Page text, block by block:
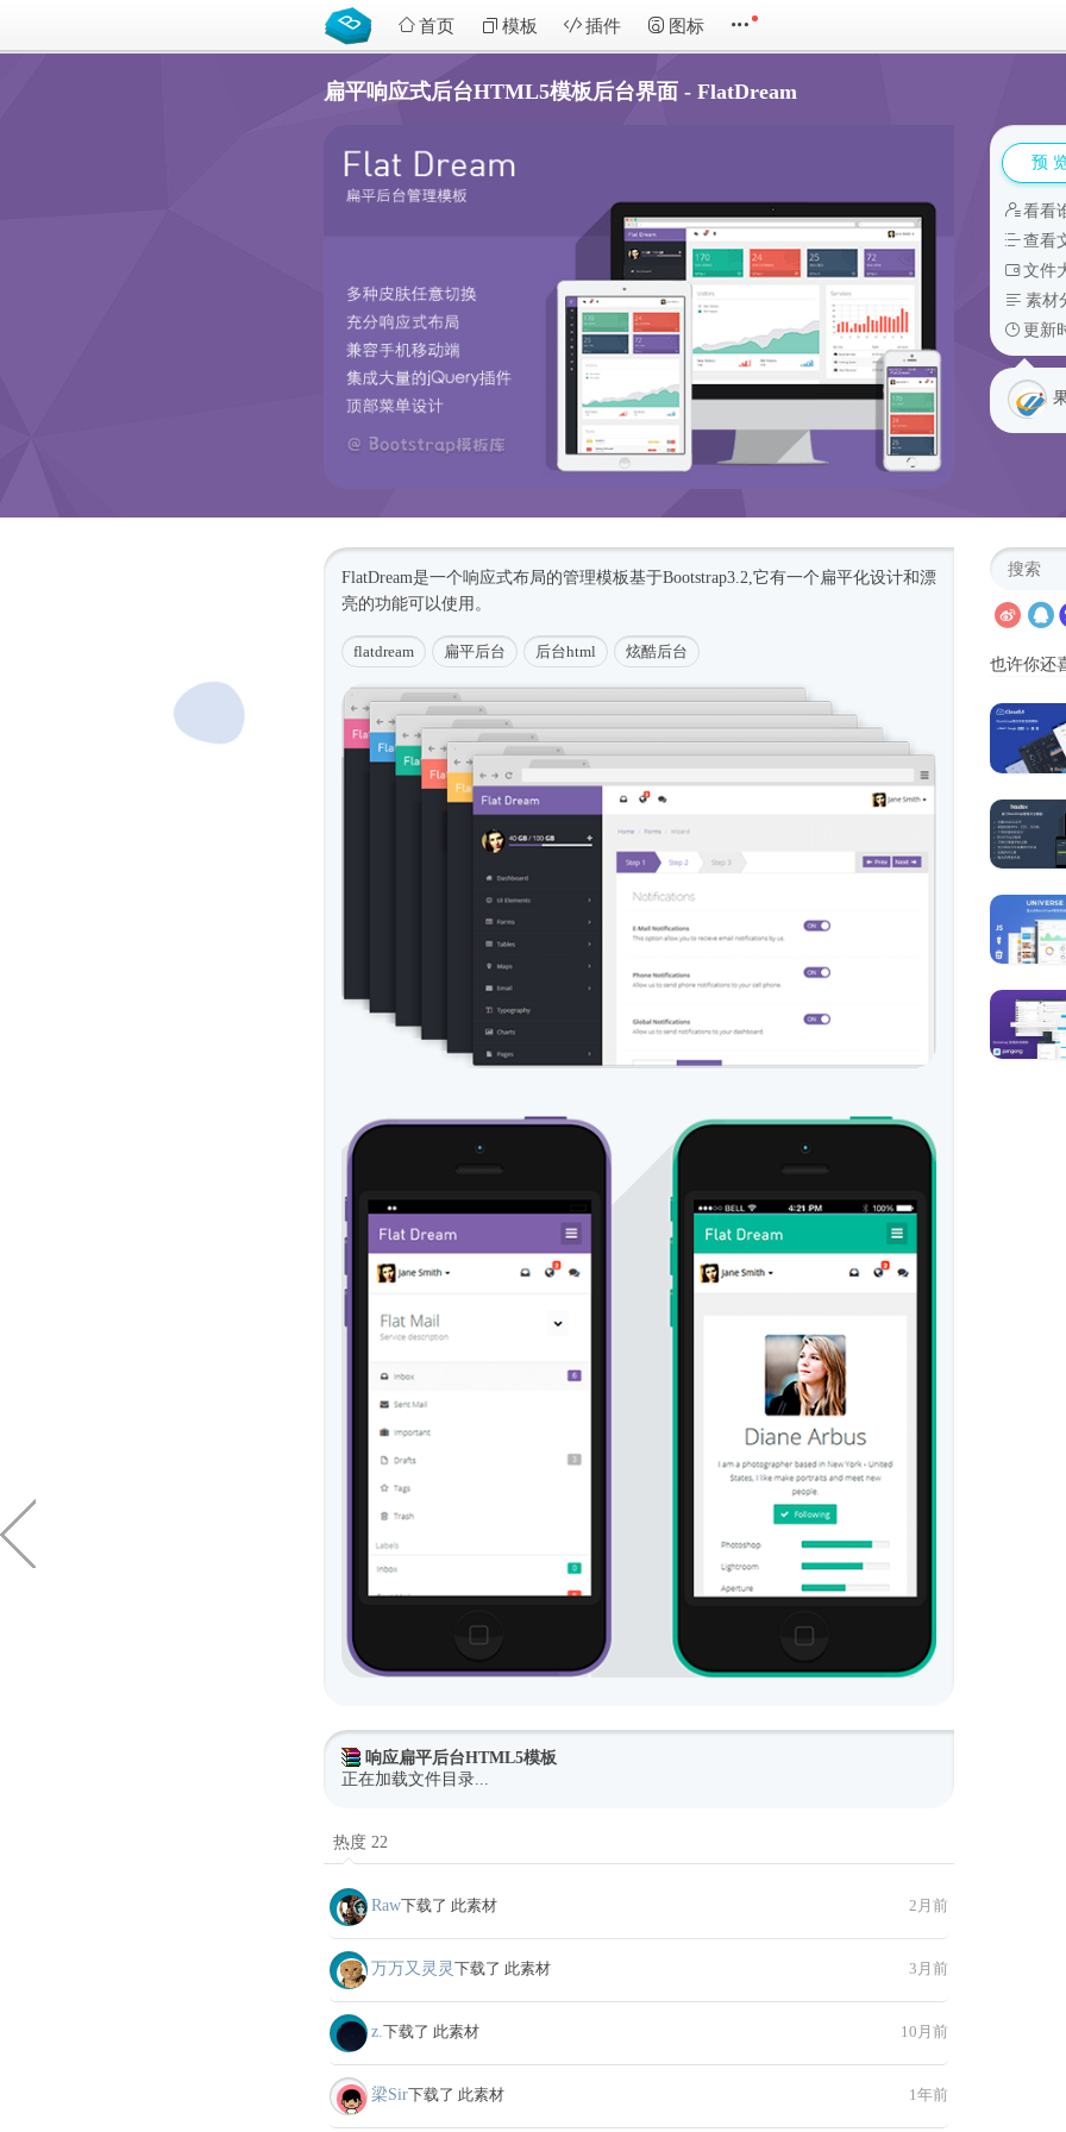
首页 模板 插件 图标
扁平响应式后台HTML5模板后台界面 - FlatDream
预
看看
查看
文件
素材
更新
FlatDream是一个响应式布局的管理模板基于Bootstrap3.2,它有一个扁平化设计和漂
亮的功能可以使用。
flatdream 扁平后台 后台html 炫酷后台
响应扁平后台HTML5模板
正在加载文件目录...
热度 22
Raw下载了 此素材 2月前
万万又灵灵 下载了 此素材 3月前
z. 下载了 此素材 10月前
梁Sir下载了 此素材 1年前
也许你还